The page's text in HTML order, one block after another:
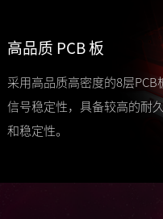
高品质 PCB 板
采用高品质高密度的8层
信号稳定性，具备较高的耐
和稳定性。